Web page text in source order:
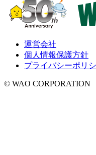
運営会社
個人情報保護方針
プライバシーポリ
© WAO CORPORATION